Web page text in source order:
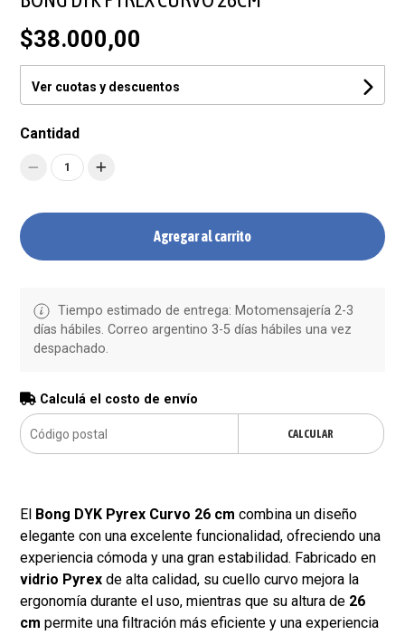
$38.000,00
Ver cuotas y descuentos
Cantidad
1
Agregar al carrito
Tiempo estimado de entrega: Motomensajería 2-3
días hábiles. Correo argentino 3-5 días hábiles una vez
despachado.
Calculá el costo de envío
CALCULAR
El Bong DYK Pyrex Curvo 26 cm combina un diseño
elegante con una excelente funcionalidad, ofreciendo una
experiencia cómoda y una gran estabilidad. Fabricado en
vidrio Pyrex de alta calidad, su cuello curvo mejora la
ergonomía durante el uso, mientras que su altura de 26
cm permite una filtración más eficiente y una experiencia